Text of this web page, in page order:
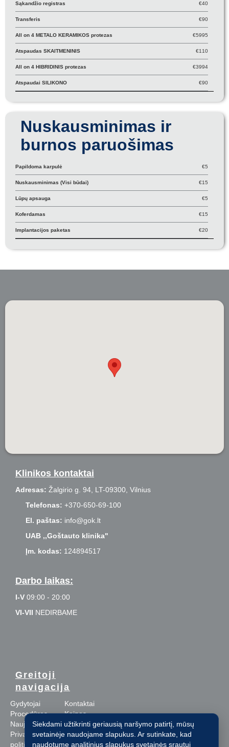
Sąkandžio registras €40
Transferis €90
All on 4 METALO KERAMIKOS protezas €5995
Atspaudas SKAITMENINIS €110
All on 4 HIBRIDINIS protezas €3994
Atspaudai SILIKONO €90
Nuskausminimas ir
burnos paruošimas
Papildoma karpulė €5
Nuskausminimas (Visi būdai) €15
Lūpų apsauga €5
Koferdamas €15
Implantacijos paketas €20
Klinikos kontaktai
Adresas: Žalgirio g. 94, LT-09300, Vilnius
Telefonas: +370-650-69-100
El. paštas: info@gok.lt
UAB ,,Goštauto klinika"
Įm. kodas: 124894517
Darbo laikas:
I-V 09:00 - 20:00
VI-VII NEDIRBAME
Greitoji
navigacija
Gydytojai
Procedūros
Naujienos
Privatumo
politika
Kontaktai
Kainos
Apie mus
Asmens
duomenų
Siekdami užtikrinti geriausią naršymo patirtį, mūsų
svetainėje naudojame slapukus. Ar sutinkate, kad
naudotume analitinius slapukus svetainės srautui